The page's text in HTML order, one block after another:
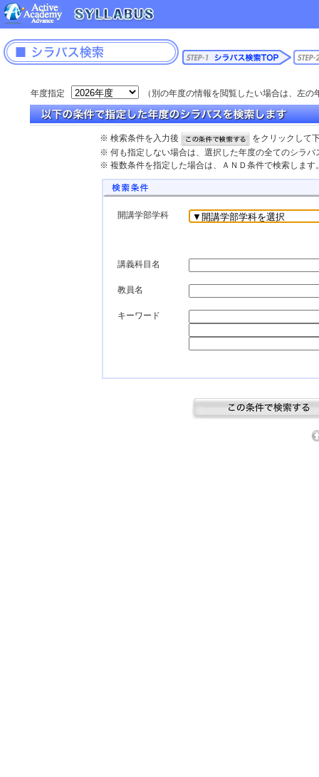
年度指定 （別の年度の情報を閲覧したい場合は、左
※ 検索条件を入力後
をクリックして
※ 何も指定しない場合は、選択した年度の全てのシラバ
※ 複数条件を指定した場合は、ＡＮＤ条件で検索します
開講学部学科
講義科目名
教員名
キーワード